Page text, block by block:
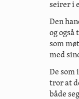
seirer i
Den
og også
som
med
De som
tror at
både